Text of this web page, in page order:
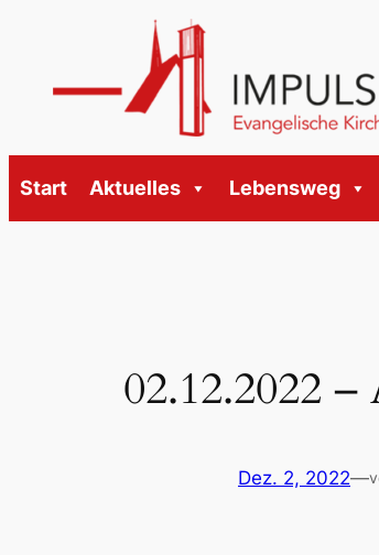
springen
Start Aktuelles Lebensweg
02.12.2022
Dez. 2, 2022—